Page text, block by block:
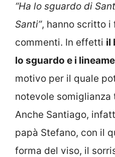
“Ha lo sguardo di
Santi”, hanno scritto i
commenti. In effetti il
lo sguardo e i
motivo per il quale
notevole
Anche Santiago,
papà Stefano, con il
forma del viso, il